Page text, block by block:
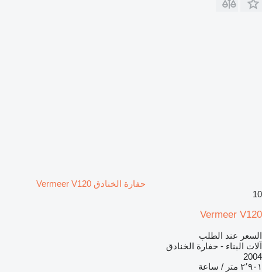
حفارة الخنادق Vermeer V120
10
Vermeer V120
السعر عند الطلب
آلات البناء - حفارة الخنادق
2004
٢٬٩٠١ متر / ساعة